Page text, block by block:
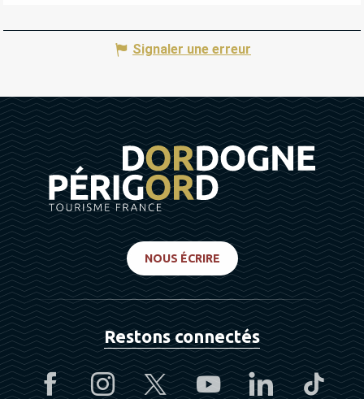
Signaler une erreur
NOUS ÉCRIRE
Restons connectés